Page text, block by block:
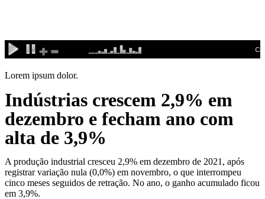
conteúdo
Lorem ipsum dolor.
Indústrias crescem 2,9% em
dezembro e fecham ano com
alta de 3,9%
A produção industrial cresceu 2,9% em dezembro de 2021, após
registrar variação nula (0,0%) em novembro, o que interrompeu
cinco meses seguidos de retração. No ano, o ganho acumulado ficou
em 3,9%.